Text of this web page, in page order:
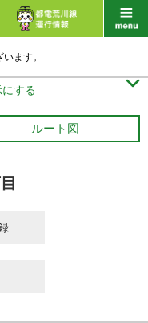
ます。
する 
ルート図